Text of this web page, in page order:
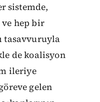
sistemde,
hep bir
tasavvuruyla
de koalisyon
ileriye
gelen